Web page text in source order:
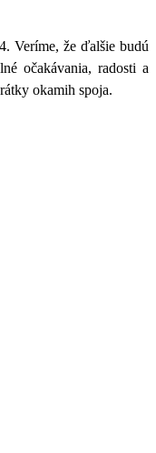
Veríme, že ďalšie budú
očakávania, radosti a
okamih spoja.